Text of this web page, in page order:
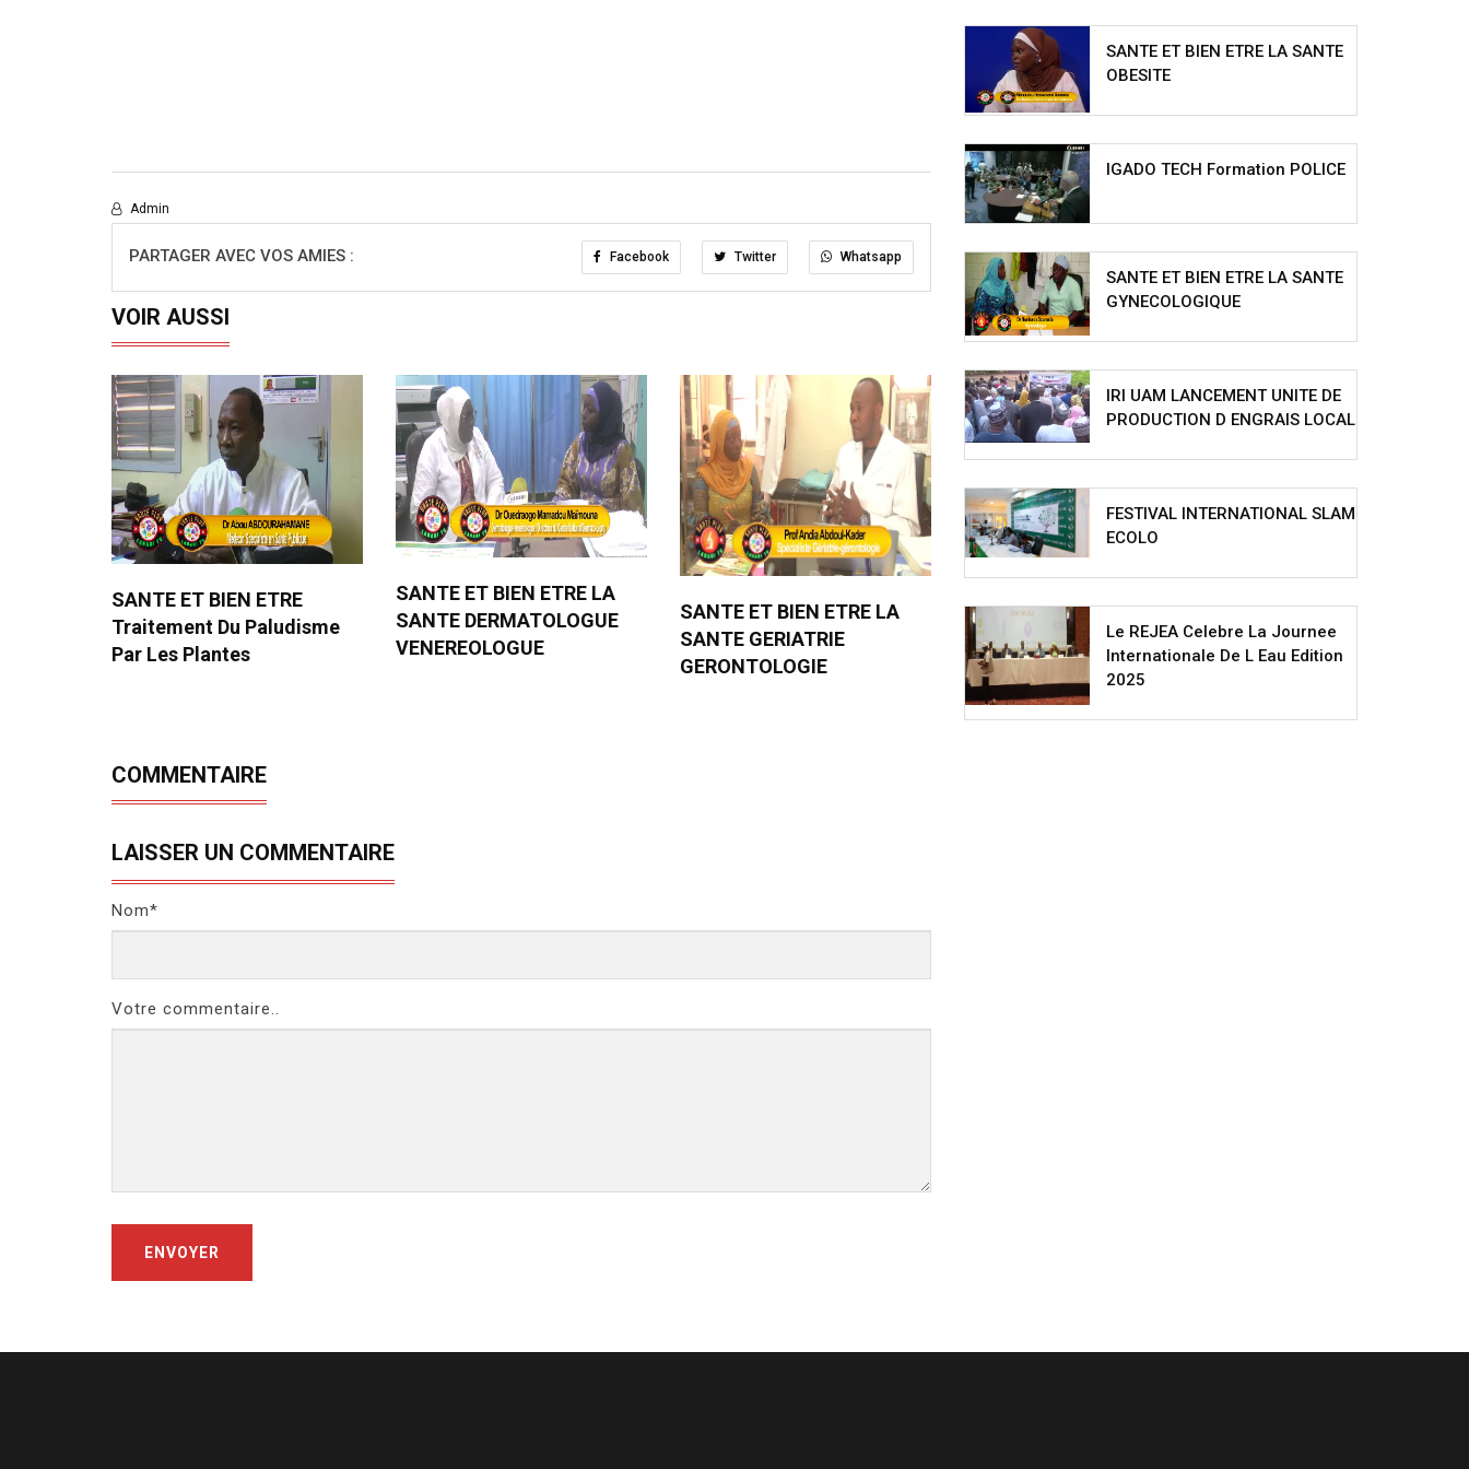
Admin
PARTAGER AVEC VOS AMIES : Facebook Twitter Whatsapp
VOIR AUSSI
SANTE ET BIEN ETRE
Traitement Du Paludisme
Par Les Plantes
SANTE ET BIEN ETRE LA
SANTE DERMATOLOGUE
VENEREOLOGUE
SANTE ET BIEN ETRE LA
SANTE GERIATRIE
GERONTOLOGIE
COMMENTAIRE
LAISSER UN COMMENTAIRE
Nom*
Votre commentaire..
ENVOYER
SANTE ET BIEN ETRE LA SANTE
OBESITE
IGADO TECH Formation POLICE
SANTE ET BIEN ETRE LA SANTE
GYNECOLOGIQUE
IRI UAM LANCEMENT UNITE DE
PRODUCTION D ENGRAIS LOCAL
FESTIVAL INTERNATIONAL SLAM
ECOLO
Le REJEA Celebre La Journee
Internationale De L Eau Edition
2025